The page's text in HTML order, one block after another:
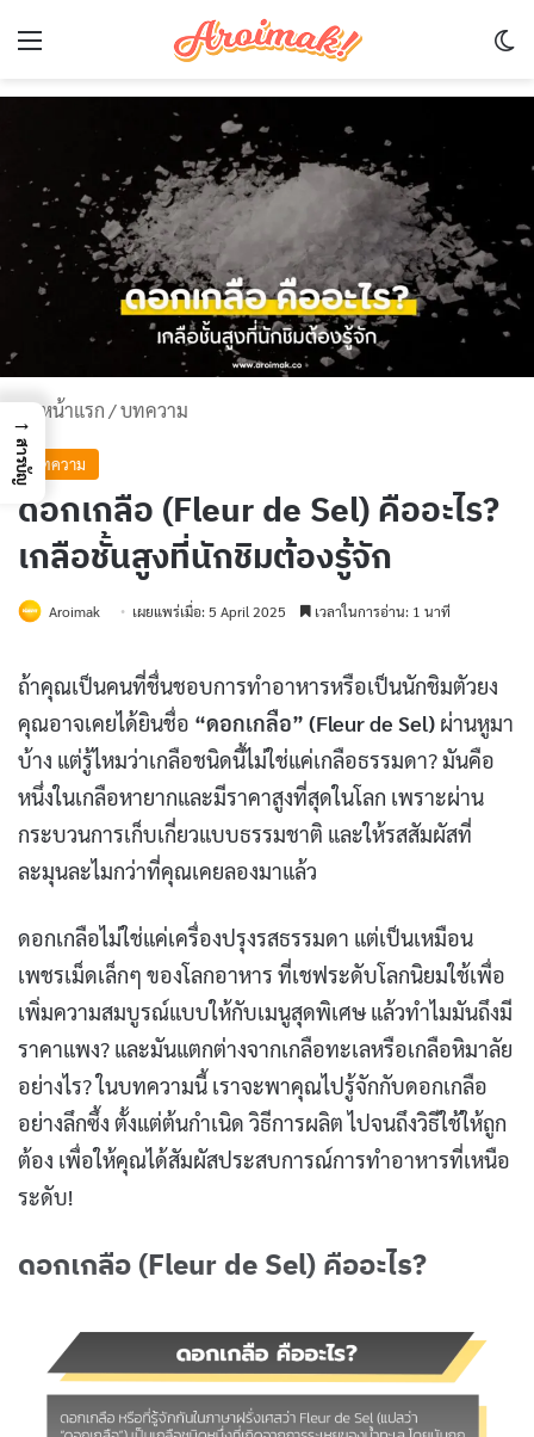
Menu
หน้าแรก/บทความ
บทความ
ดอกเกลือ (Fleur de Sel) คืออะไร?
เกลือชั้นสูงที่นักชิมต้องรู้จัก
Aroimak เผยแพร่เมื่อ: 5 April 2025 เวลาในการอ่าน: 1 นาที
ถ้าคุณเป็นคนที่ชื่นชอบการทำอาหารหรือเป็นนักชิมตัวยง
คุณอาจเคยได้ยินชื่อ “ดอกเกลือ” (Fleur de Sel) ผ่านหูมา
บ้าง แต่รู้ไหมว่าเกลือชนิดนี้ไม่ใช่แค่เกลือธรรมดา? มันคือ
หนึ่งในเกลือหายากและมีราคาสูงที่สุดในโลก เพราะผ่าน
กระบวนการเก็บเกี่ยวแบบธรรมชาติ และให้รสสัมผัสที่
ละมุนละไมกว่าที่คุณเคยลองมาแล้ว
ดอกเกลือไม่ใช่แค่เครื่องปรุงรสธรรมดา แต่เป็นเหมือน
เพชรเม็ดเล็กๆ ของโลกอาหาร ที่เชฟระดับโลกนิยมใช้เพื่อ
เพิ่มความสมบูรณ์แบบให้กับเมนูสุดพิเศษ แล้วทำไมมันถึงมี
ราคาแพง? และมันแตกต่างจากเกลือทะเลหรือเกลือหิมาลัย
อย่างไร? ในบทความนี้ เราจะพาคุณไปรู้จักกับดอกเกลือ
อย่างลึกซึ้ง ตั้งแต่ต้นกำเนิด วิธีการผลิต ไปจนถึงวิธีใช้ให้ถูก
ต้อง เพื่อให้คุณได้สัมผัสประสบการณ์การทำอาหารที่เหนือ
ระดับ!
ดอกเกลือ (Fleur de Sel) คืออะไร?
→
สารบัญ